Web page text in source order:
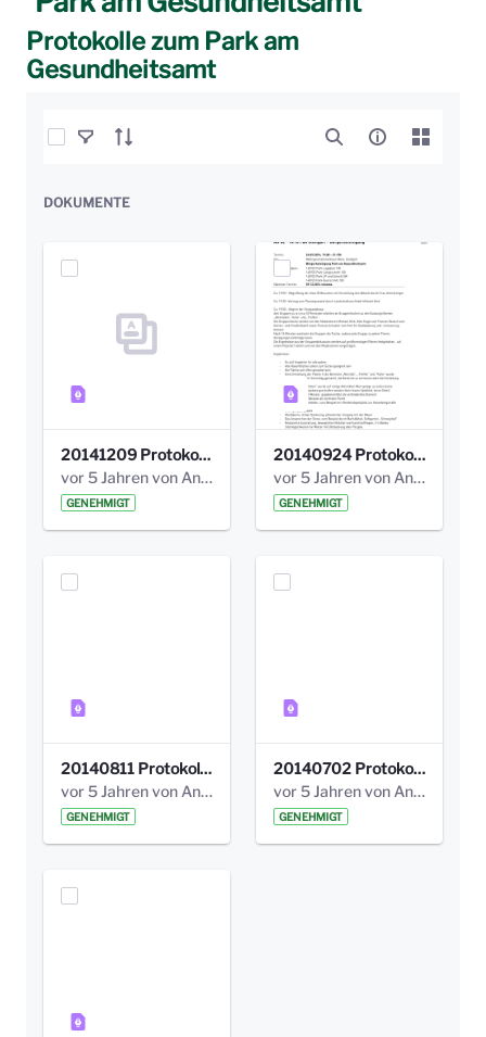
Protokolle zum Park am
Gesundheitsamt
Elemente auswählen
DOKUMENTE
20141209 Protokoll Park am Gesundheitsamt 04.pdf
vor 5 Jahren von Anni Schlumberger
GENEHMIGT
20140924 Protokoll Park am Gesundheitsamt 03.pdf
vor 5 Jahren von Anni Schlumberger
GENEHMIGT
20140811 Protokoll Park am Gesundheitsamt 02.pdf
vor 5 Jahren von Anni Schlumberger
GENEHMIGT
20140702 Protokoll Park am Gesundheitsam 01.pdf
vor 5 Jahren von Anni Schlumberger
GENEHMIGT